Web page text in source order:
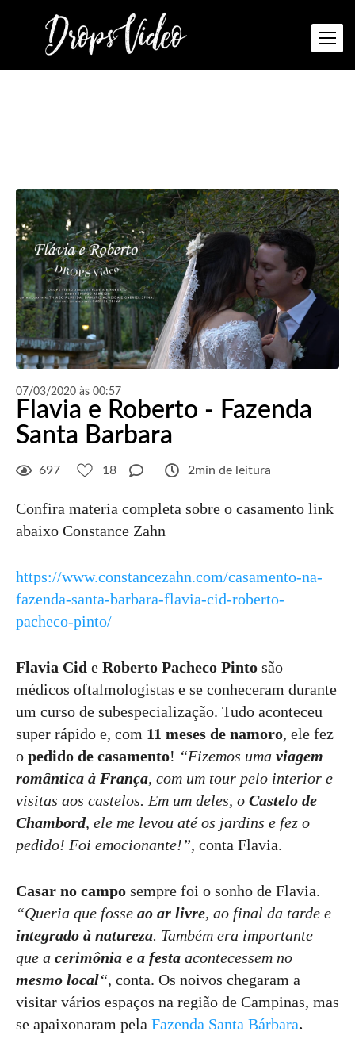
07/03/2020 às 00:57
Flavia e Roberto - Fazenda
Santa Barbara
697 18 2min de leitura
Confira materia completa sobre o casamento link
abaixo Constance Zahn
https://www.constancezahn.com/casamento-na-
fazenda-santa-barbara-flavia-cid-roberto-
pacheco-pinto/
Flavia Cid e Roberto Pacheco Pinto são
médicos oftalmologistas e se conheceram durante
um curso de subespecialização. Tudo aconteceu
super rápido e, com 11 meses de namoro, ele fez
o pedido de casamento! “Fizemos uma viagem
romântica à França, com um tour pelo interior e
visitas aos castelos. Em um deles, o Castelo de
Chambord, ele me levou até os jardins e fez o
pedido! Foi emocionante!”, conta Flavia.
Casar no campo sempre foi o sonho de Flavia.
“Queria que fosse ao ar livre, ao final da tarde e
integrado à natureza. Também era importante
que a cerimônia e a festa acontecessem no
mesmo local“, conta. Os noivos chegaram a
visitar vários espaços na região de Campinas, mas
se apaixonaram pela Fazenda Santa Bárbara.